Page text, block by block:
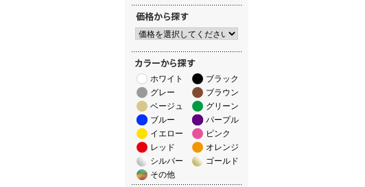
ホワイト
ブラック
グレー
ブラウン
ベージュ
グリーン
ブルー
パープル
イエロー
ピンク
レッド
オレンジ
シルバー
ゴールド
その他